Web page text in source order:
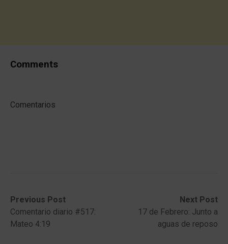
Comments
Comentarios
Post
navigation
Previous Post
Previous
post:Comentario diario #517:
Mateo 4:19
Next Post
Next
post:
17 de Febrero: Junto a
aguas de reposo